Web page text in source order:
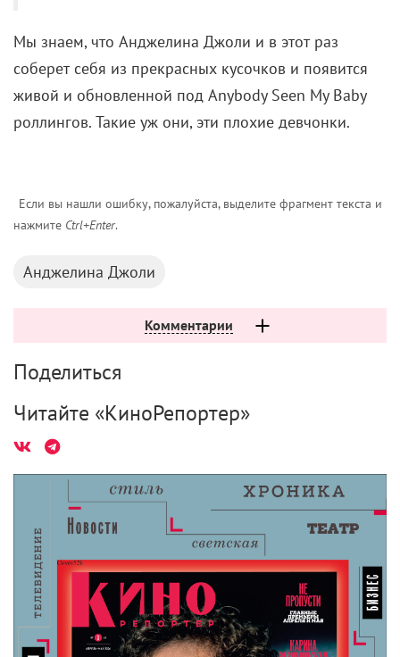
Мы знаем, что Анджелина Джоли и в этот раз
соберет себя из прекрасных кусочков и появится
живой и обновленной под Anybody Seen My Baby
роллингов. Такие уж они, эти плохие девчонки.
Если вы нашли ошибку, пожалуйста, выделите фрагмент текста и
нажмите Ctrl+Enter.
Анджелина Джоли
Комментарии
Поделиться
Читайте «КиноРепортер»